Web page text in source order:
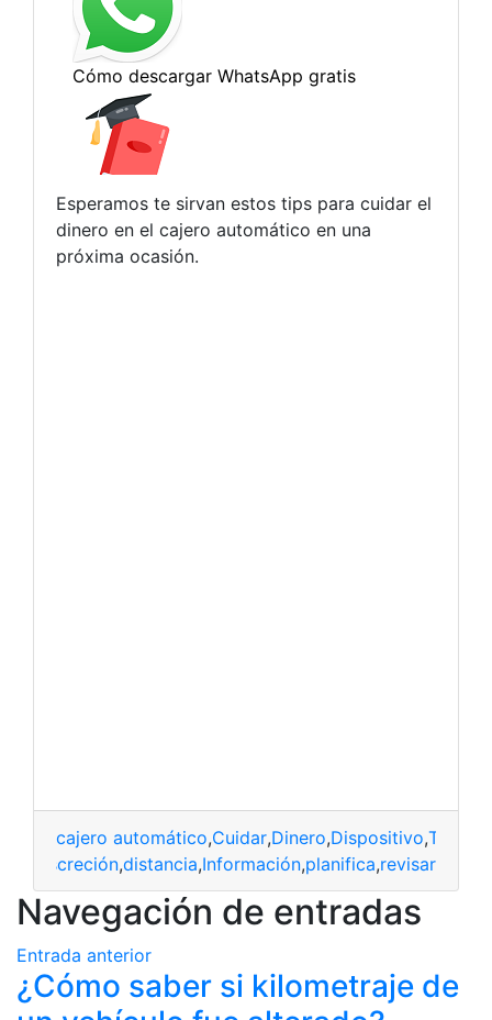
Esperamos te sirvan estos tips para cuidar el
dinero en el cajero automático en una
próxima ocasión.
cajero automático,Cuidar,Dinero,Dispositivo,Tips
discreción,distancia,Información,planifica,revisar
Navegación de entradas
Entrada anterior
¿Cómo saber si kilometraje de